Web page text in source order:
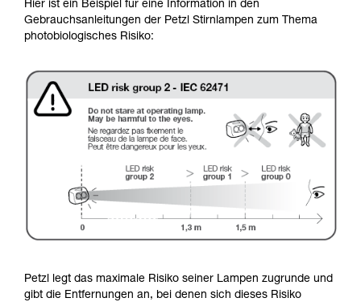
Hier ist ein Beispiel für eine Information in den
Gebrauchsanleitungen der Petzl Stirnlampen zum Thema
photobiologisches Risiko:
Petzl legt das maximale Risiko seiner Lampen zugrunde und
gibt die Entfernungen an, bei denen sich dieses Risiko